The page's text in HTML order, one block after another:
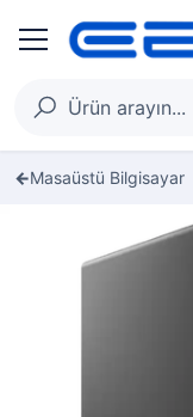
Masaüstü Bilgisayar